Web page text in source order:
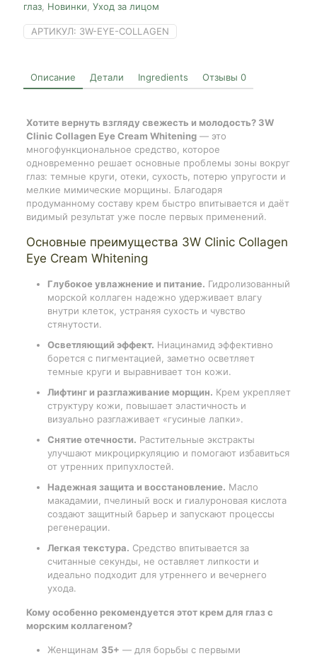
Описание Детали Ingredients Отзывы 0
Хотите вернуть взгляду свежесть и молодость? 3W
Clinic Collagen Eye Cream Whitening— это
многофункциональное средство, которое
одновременно решает основные проблемы зоны вокруг
глаз: темные круги, отеки, сухость, потерю упругости и
мелкие мимические морщины. Благодаря
продуманному составу крем быстро впитывается и даёт
видимый результат уже после первых применений.
Основные преимущества 3W Clinic Collagen
Eye Cream Whitening
Глубокое увлажнение и питание. Гидролизованный
морской коллаген надежно удерживает влагу
внутри клеток, устраняя сухость и чувство
стянутости.
Осветляющий эффект. Ниацинамид эффективно
борется с пигментацией, заметно осветляет
темные круги и выравнивает тон кожи.
Лифтинг и разглаживание морщин. Крем укрепляет
структуру кожи, повышает эластичность и
визуально разглаживает «гусиные лапки».
Снятие отечности. Растительные экстракты
улучшают микроциркуляцию и помогают избавиться
от утренних припухлостей.
Надежная защита и восстановление. Масло
макадамии, пчелиный воск и гиалуроновая кислота
создают защитный барьер и запускают процессы
регенерации.
Легкая текстура. Средство впитывается за
считанные секунды, не оставляет липкости и
идеально подходит для утреннего и вечернего
ухода.
Кому особенно рекомендуется этот крем для глаз с
морским коллагеном?
Женщинам 35+ — для борьбы с первыми
глаз Новинки Уход за лицом
АРТИКУЛ: 3W-EYE-COLLAGEN